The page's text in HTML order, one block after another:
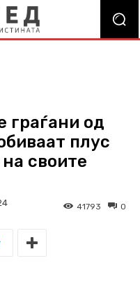
граѓани од
плус
своите
0
41793